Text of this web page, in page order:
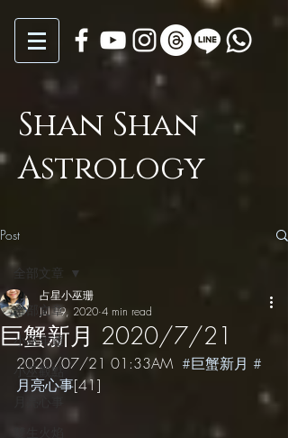
Shan Shan
Astrology
Post
全部文章
小巫年運
小巫觀點
全部文章
巨蟹新月 2020/7/21
占星小巫珊
Jul 19, 2020 4 min read
2020/07/21 01:33AM #巨蟹新月 #
月亮心事[41]